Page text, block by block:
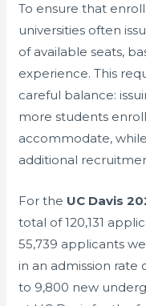
To ensure that
universities often
of available seats,
experience. This
careful balance:
more students
accommodate,
additional
For the UC Davis
total of 120,131
55,739 applicants
in an admission rate
to 9,800 new